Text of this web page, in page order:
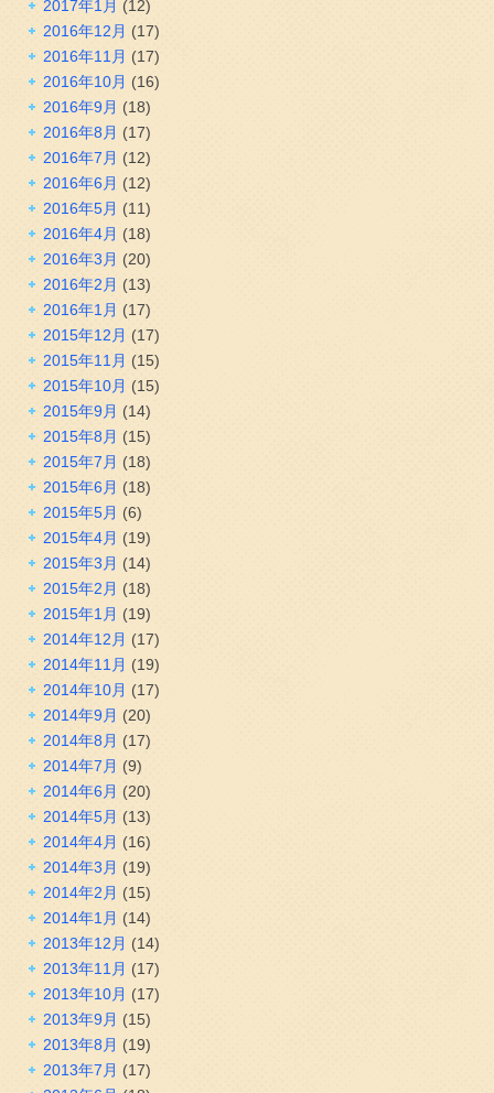
2017年1月 (12)
2016年12月 (17)
2016年11月 (17)
2016年10月 (16)
2016年9月 (18)
2016年8月 (17)
2016年7月 (12)
2016年6月 (12)
2016年5月 (11)
2016年4月 (18)
2016年3月 (20)
2016年2月 (13)
2016年1月 (17)
2015年12月 (17)
2015年11月 (15)
2015年10月 (15)
2015年9月 (14)
2015年8月 (15)
2015年7月 (18)
2015年6月 (18)
2015年5月 (6)
2015年4月 (19)
2015年3月 (14)
2015年2月 (18)
2015年1月 (19)
2014年12月 (17)
2014年11月 (19)
2014年10月 (17)
2014年9月 (20)
2014年8月 (17)
2014年7月 (9)
2014年6月 (20)
2014年5月 (13)
2014年4月 (16)
2014年3月 (19)
2014年2月 (15)
2014年1月 (14)
2013年12月 (14)
2013年11月 (17)
2013年10月 (17)
2013年9月 (15)
2013年8月 (19)
2013年7月 (17)